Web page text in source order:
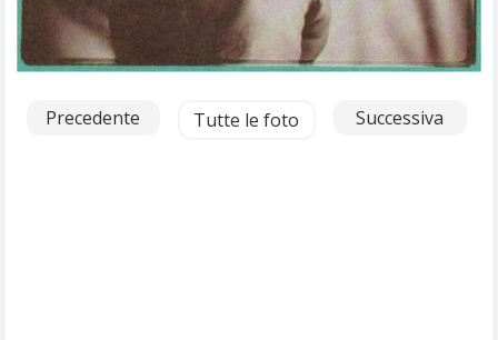
Precedente Tutte le foto Successiva